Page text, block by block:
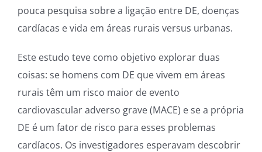
pouca pesquisa sobre a ligação entre DE, doenças
cardíacas e vida em áreas rurais versus urbanas.
Este estudo teve como objetivo explorar duas
coisas: se homens com DE que vivem em áreas
rurais têm um risco maior de evento
cardiovascular adverso grave (MACE) e se a própria
DE é um fator de risco para esses problemas
cardíacos. Os investigadores esperavam descobrir